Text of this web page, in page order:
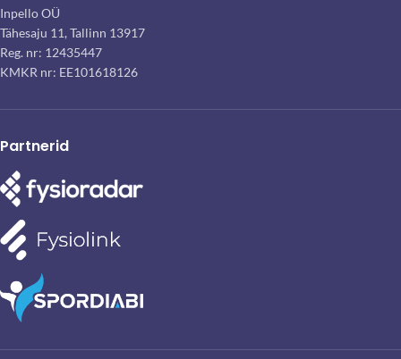
Inpello OÜ
Tähesaju 11, Tallinn 13917
Reg. nr: 12435447
KMKR nr: EE101618126
Partnerid